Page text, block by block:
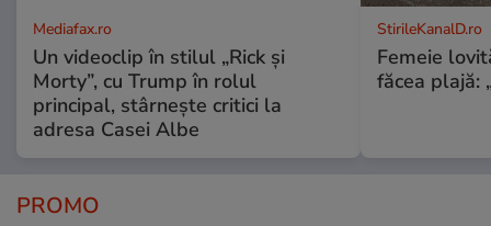
Mediafax.ro
Un videoclip în stilul „Rick și
Morty”, cu Trump în rolul
principal, stârnește critici la
adresa Casei Albe
StirileKanalD.ro
Femeie
făcea plajă:
PROMO